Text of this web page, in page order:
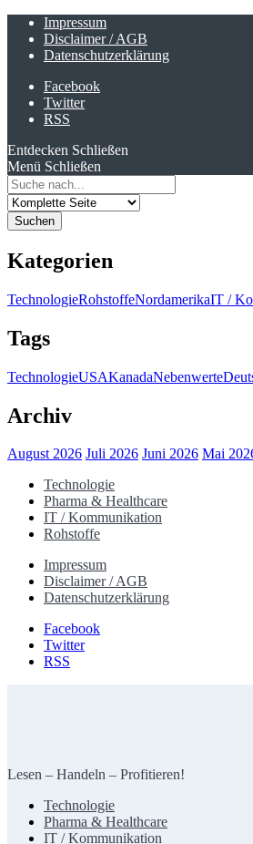
Impressum
Disclaimer / AGB
Datenschutzerklärung
Facebook
Twitter
RSS
Entdecken Schließen
Menü Schließen
Search
for:
Kategorien
TechnologieRohstoffeNordamerikaIT /
Tags
TechnologieUSAKanadaNebenwerte
Archiv
August 2026 Juli 2026 Juni 2026 Mai
Technologie
Pharma & Healthcare
IT / Kommunikation
Rohstoffe
Impressum
Disclaimer / AGB
Datenschutzerklärung
Facebook
Twitter
RSS
Lesen – Handeln – Profitieren!
Technologie
Pharma & Healthcare
IT / Kommunikation